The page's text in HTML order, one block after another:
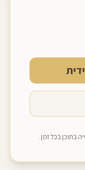
בתוכן בכל זמן.